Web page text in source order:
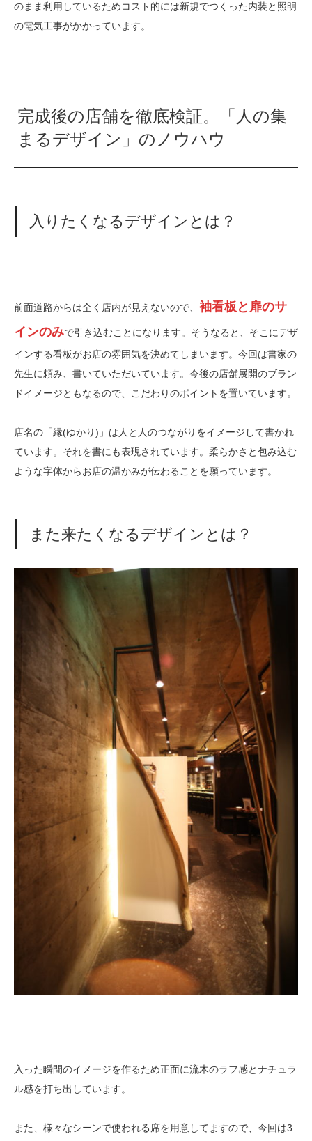
のまま利用しているためコスト的には新規でつくった内装と照明
の電気工事がかかっています。
完成後の店舗を徹底検証。「人の集
まるデザイン」のノウハウ
入りたくなるデザインとは？
前面道路からは全く店内が見えないので、 袖看板と扉のサ
インのみで引き込むことになります。そうなると、そこにデザ
インする看板がお店の雰囲気を決めてしまいます。今回は書家の
先生に頼み、書いていただいています。今後の店舗展開のブラン
ドイメージともなるので、こだわりのポイントを置いています。
店名の「縁(ゆかり)」は人と人のつながりをイメージして書かれ
ています。それを書にも表現されています。柔らかさと包み込む
ような字体からお店の温かみが伝わることを願っています。
また来たくなるデザインとは？
入った瞬間のイメージを作るため正面に流木のラフ感とナチュラ
ル感を打ち出しています。
また、様々なシーンで使われる席を用意してますので、今回は3